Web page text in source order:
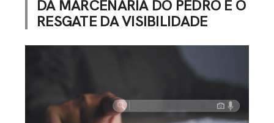
DA MARCENARIA DO PEDRO E O
RESGATE DA VISIBILIDADE